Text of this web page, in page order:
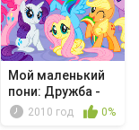
Мой маленький
пони: Дружба -
это чудо...
2010 год 0%